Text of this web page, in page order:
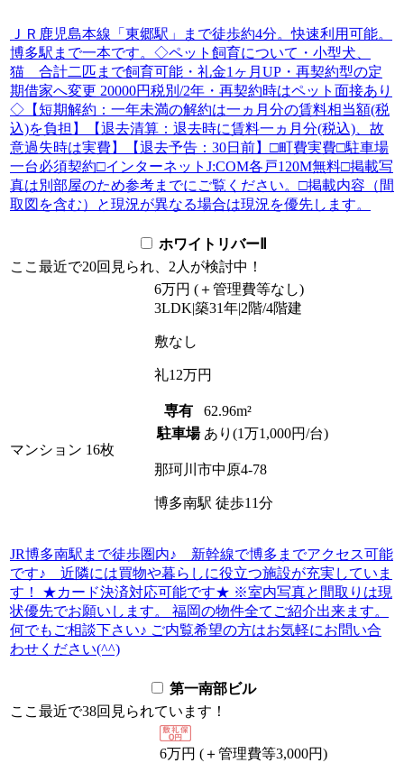
ＪＲ鹿児島本線「東郷駅」まで徒歩約4分。快速利用可能。
博多駅まで一本です。◇ペット飼育について・小型犬、
猫 合計二匹まで飼育可能・礼金1ヶ月UP・再契約型の定
期借家へ変更 20000円税別/2年・再契約時はペット面接あり
◇【短期解約：一年未満の解約は一ヵ月分の賃料相当額(税
込)を負担】【退去清算：退去時に賃料一ヵ月分(税込)、故
意過失時は実費】【退去予告：30日前】□町費実費□駐車場
一台必須契約□インターネットJ:COM各戸120M無料□掲載写
真は別部屋のため参考までにご覧ください。□掲載内容（間
取図を含む）と現況が異なる場合は現況を優先します。
ホワイトリバーⅡ
ここ最近で20回 見られ、 2人 が検討中！
マンション 16枚
6万円 (＋管理費等なし)
3LDK|築31年|2階/4階建
敷なし
礼12万円
専有
62.96m²
駐車場 あり(1万1,000円/台)
那珂川市中原4-78
博多南駅 徒歩11分
JR博多南駅まで徒歩圏内♪ 新幹線で博多までアクセス可能
です♪ 近隣には買物や暮らしに役立つ施設が充実していま
す！ ★カード決済対応可能です★ ※室内写真と間取りは現
状優先でお願いします。 福岡の物件全てご紹介出来ます。
何でもご相談下さい♪ ご内覧希望の方はお気軽にお問い合
わせください(^^)
第一南部ビル
ここ最近で38回 見られています！
6万円 (＋管理費等3,000円)